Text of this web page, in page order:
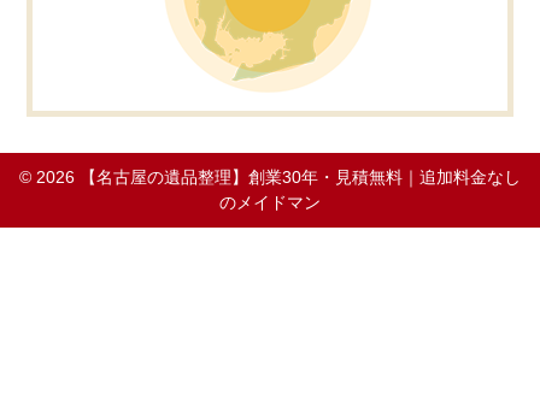
© 2026
【名古屋の遺品整理】創業30年・見積無料｜追加料金なし
のメイドマン